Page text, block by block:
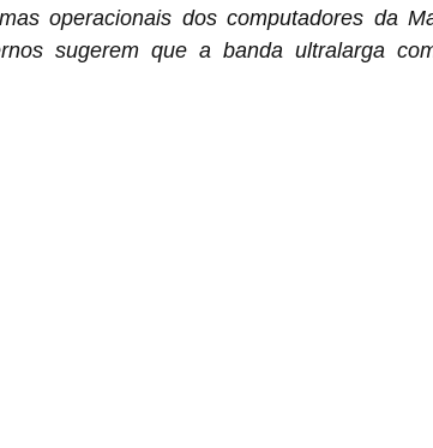
operacionais dos computadores da
sugerem que a banda ultralarga